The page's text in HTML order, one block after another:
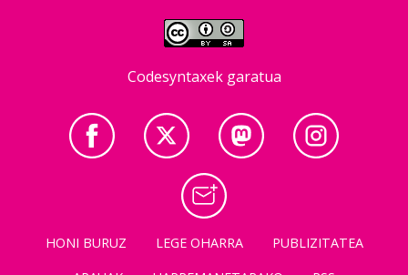
Codesyntaxek garatua
HONI BURUZ LEGE OHARRA
PUBLIZITATEA